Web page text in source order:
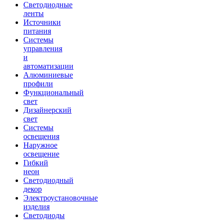
Светодиодные
ленты
Источники
питания
Системы
управления
и
автоматизации
Алюминиевые
профили
Функциональный
свет
Дизайнерский
свет
Системы
освещения
Наружное
освещение
Гибкий
неон
Светодиодный
декор
Электроустановочные
изделия
Светодиоды